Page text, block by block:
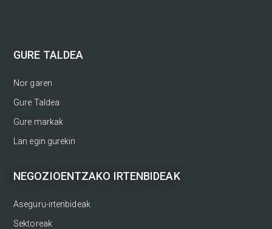
GURE TALDEA
Nor garen
Gure Taldea
Gure markak
Lan egin gurekin
NEGOZIOENTZAKO IRTENBIDEAK
Aseguru-irtenbideak
Sektoreak